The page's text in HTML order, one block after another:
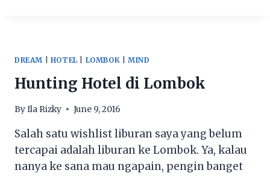
TRAVELOKA
DREAM HOTEL LOMBOK MIND
Hunting Hotel di Lombok
ByIla Rizky June 9, 2016
Salah satu wishlist liburan saya yang belum
tercapai adalah liburan ke Lombok. Ya, kalau
nanya ke sana mau ngapain, pengin banget